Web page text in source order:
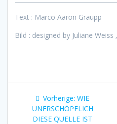
Text : Marco Aaron Graupp
Bild : designed by Juliane Weiss
Vorherige: Vorheriger
Beitrag:
WIE
UNERSCHÖPFLICH
DIESE QUELLE IST